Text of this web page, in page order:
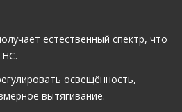
естественный спектр, что
освещённость,
вытягивание.